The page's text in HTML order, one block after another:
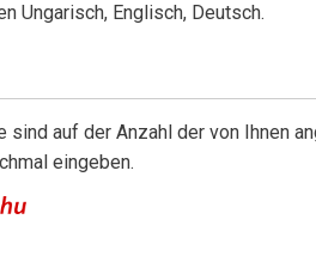
Ungarisch, Englisch, Deutsch.
auf der Anzahl der von Ihnen
eingeben.